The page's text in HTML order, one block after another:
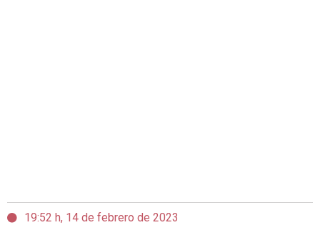
19:52 h, 14 de febrero de 2023